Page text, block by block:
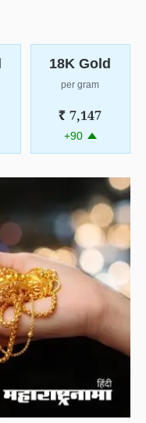
18K Gold
per gram
₹ 7,147
+90